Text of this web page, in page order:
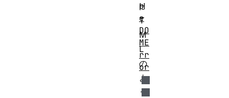
H
T
M
L
の
よ
う
p
e
DO
ME
rr
or